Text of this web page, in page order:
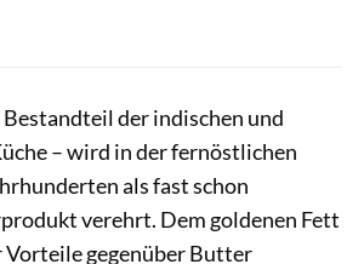
Bestandteil der indischen und
– wird in der fernöstlichen
als fast schon
verehrt. Dem goldenen Fett
gegenüber Butter